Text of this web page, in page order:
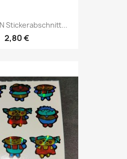
Stickerabschnitt...
2,80 €